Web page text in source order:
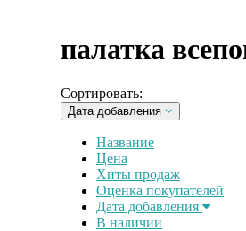
палатка
Сортировать:
Дата добавления
Название
Цена
Хиты продаж
Оценка покупателей
Дата добавления
В наличии